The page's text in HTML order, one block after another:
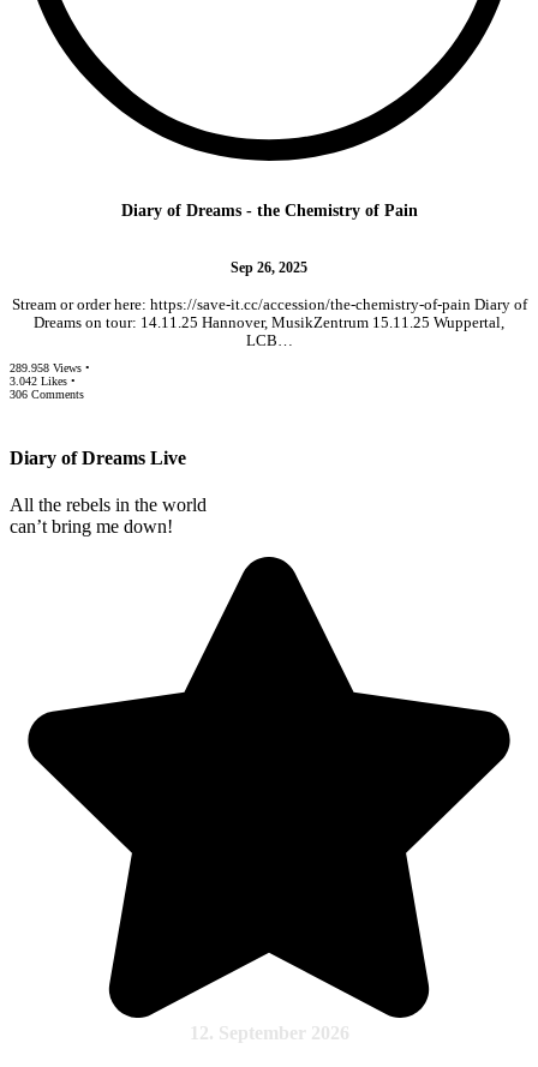
Diary of Dreams - the Chemistry of Pain
Sep 26, 2025
Stream or order here: https://save-it.cc/accession/the-chemistry-of-pain Diary of
Dreams on tour: 14.11.25 Hannover, MusikZentrum 15.11.25 Wuppertal,
LCB…
289.958 Views •
3.042 Likes •
306 Comments
Diary of Dreams Live
All the rebels in the world
can’t bring me down!
12. September 2026